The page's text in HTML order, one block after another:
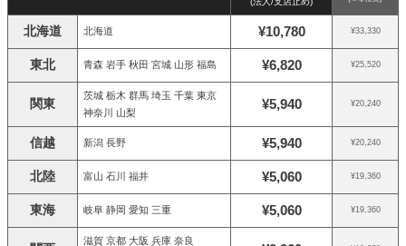
北海道 北海道 ¥10,780 ¥33,330
東北 青森 岩手 秋田 宮城 山形 福島 ¥6,820 ¥25,520
関東
茨城 栃木 群馬 埼玉 千葉 東京
神奈川 山梨
¥5,940 ¥20,240
信越 新潟 長野 ¥5,940 ¥20,240
北陸 富山 石川 福井 ¥5,060 ¥19,360
東海 岐阜 静岡 愛知 三重 ¥5,060 ¥19,360
滋賀 京都 大阪 兵庫 奈良